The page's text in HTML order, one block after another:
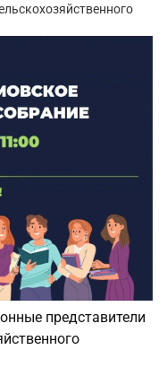
представители